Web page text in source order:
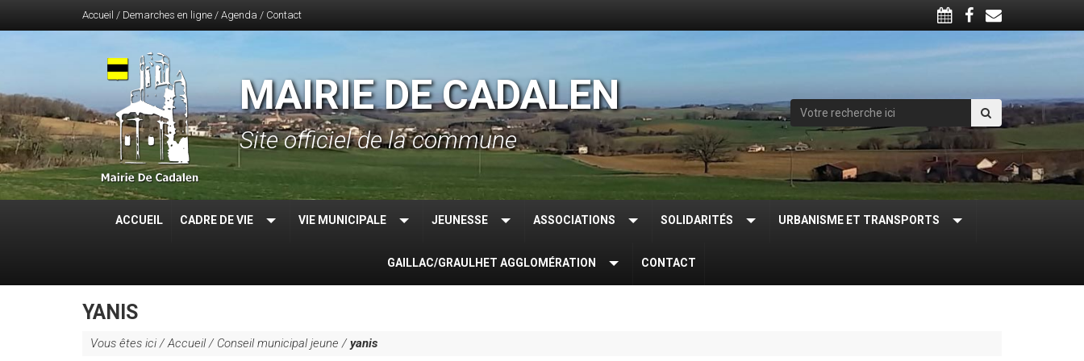
Accueil / Demarches en ligne / Agenda / Contact
MAIRIE DE CADALEN
Site officiel de la commune
ACCUEIL CADRE DE VIE VIE MUNICIPALE JEUNESSE ASSOCIATIONS SOLIDARITÉS URBANISME ET TRANSPORTS
GAILLAC/GRAULHET AGGLOMÉRATION CONTACT
YANIS
Vous êtes ici /Accueil/ Conseil municipal jeune /yanis